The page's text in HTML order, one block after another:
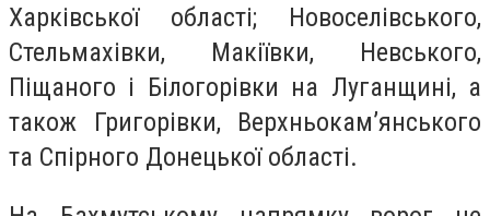
Харківської області; Новоселівського,
Стельмахівки, Макіївки, Невського,
Піщаного і Білогорівки на Луганщині, а
також Григорівки, Верхньокам’янського
та Спірного Донецької області.